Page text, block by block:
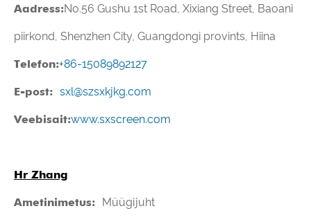
Aadress:No.56 Gushu 1st Road, Xixiang Street, Baoani
piirkond, Shenzhen City, Guangdongi provints, Hiina
Telefon:+86-15089892127
E-post: sxl@szsxkjkg.com
Veebisait:www.sxscreen.com
Hr Zhang
Ametinimetus: Müügijuht